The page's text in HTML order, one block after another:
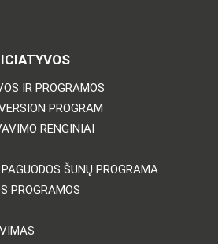
IR PROGRAMOS
PROGRAM
RENGINIAI
ŠUNŲ PROGRAMA
PROGRAMOS